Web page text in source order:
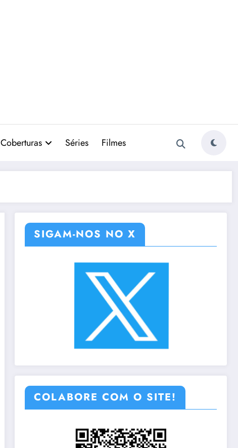
Coberturas Séries Filmes
SIGAM-NOS NO X
COLABORE COM O SITE!